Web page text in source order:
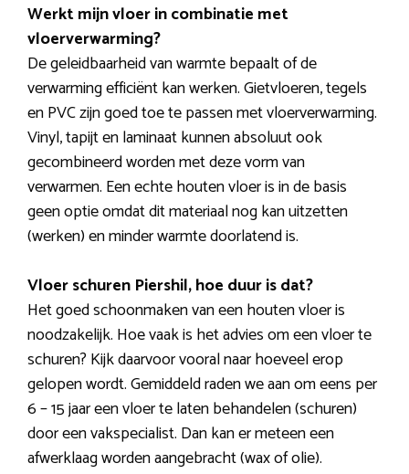
Werkt mijn vloer in combinatie met
vloerverwarming?
De geleidbaarheid van warmte bepaalt of de
verwarming efficiënt kan werken. Gietvloeren, tegels
en PVC zijn goed toe te passen met vloerverwarming.
Vinyl, tapijt en laminaat kunnen absoluut ook
gecombineerd worden met deze vorm van
verwarmen. Een echte houten vloer is in de basis
geen optie omdat dit materiaal nog kan uitzetten
(werken) en minder warmte doorlatend is.
Vloer schuren Piershil, hoe duur is dat?
Het goed schoonmaken van een houten vloer is
noodzakelijk. Hoe vaak is het advies om een vloer te
schuren? Kijk daarvoor vooral naar hoeveel erop
gelopen wordt. Gemiddeld raden we aan om eens per
6 – 15 jaar een vloer te laten behandelen (schuren)
door een vakspecialist. Dan kan er meteen een
afwerklaag worden aangebracht (wax of olie).